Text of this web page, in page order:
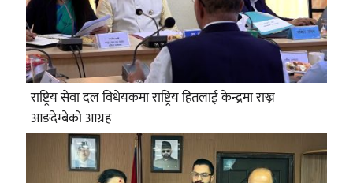
राष्ट्रिय सेवा दल विधेयकमा राष्ट्रिय हितलाई केन्द्रमा राख्न
आङदेम्बेको आग्रह